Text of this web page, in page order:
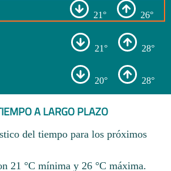
21° 26°
21° 28°
20° 28°
A LARGO PLAZO
del tiempo para los próximos
21 °C mínima y 26 °C máxima.